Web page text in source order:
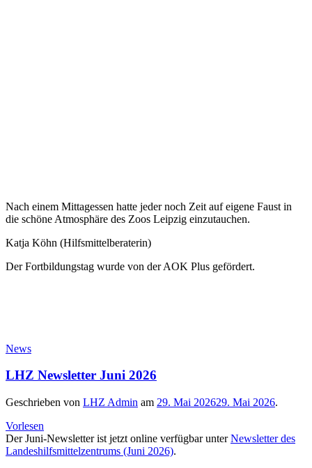
Nach einem Mittagessen hatte jeder noch Zeit auf eigene Faust in
die schöne Atmosphäre des Zoos Leipzig einzutauchen.
Katja Köhn (Hilfsmittelberaterin)
Der Fortbildungstag wurde von der AOK Plus gefördert.
News
LHZ Newsletter Juni 2026
Geschrieben von LHZ Admin am 29. Mai 202629. Mai 2026.
Vorlesen
Der Juni-Newsletter ist jetzt online verfügbar unterNewsletter des
Landeshilfsmittelzentrums (Juni 2026).